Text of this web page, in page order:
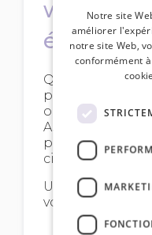
wispy :
étape
Quelles
pour une pose
obtenir le
Aujourd’hui, je
par étape pour
cils spécifique.
Une fois cette
vous
Notre site
améliorer
notre site Web,
conformément